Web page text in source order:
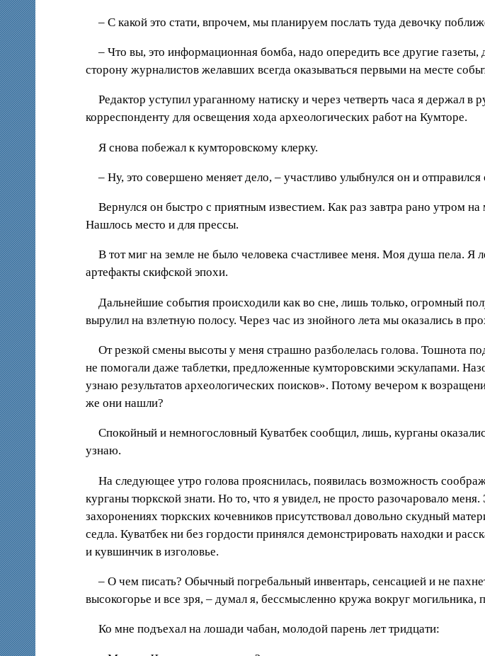
– С какой это стати, впрочем, мы планируем послать туда девочку
– Что вы, это информационная бомба, надо опередить все другие газеты,
сторону журналистов желавших всегда оказываться первыми на месте
Редактор уступил ураганному натиску и через четверть часа я держал
корреспонденту для освещения хода археологических работ на Кумторе.
Я снова побежал к кумторовскому клерку.
– Ну, это совершено меняет дело, – участливо улыбнулся он и отправился
Вернулся он быстро с приятным известием. Как раз завтра рано утром
Нашлось место и для прессы.
В тот миг на земле не было человека счастливее меня. Моя душа пела. Я
артефакты скифской эпохи.
Дальнейшие события происходили как во сне, лишь только, огромный
вырулил на взлетную полосу. Через час из знойного лета мы оказались в
От резкой смены высоты у меня страшно разболелась голова. Тошнота
не помогали даже таблетки, предложенные кумторовскими эскулапами.
узнаю результатов археологических поисков». Потому вечером к
же они нашли?
Спокойный и немногословный Куватбек сообщил, лишь, курганы
узнаю.
На следующее утро голова прояснилась, появилась возможность
курганы тюркской знати. Но то, что я увидел, не просто разочаровало
захоронениях тюркских кочевников присутствовал довольно скудный
седла. Куватбек ни без гордости принялся демонстрировать находки и
и кувшинчик в изголовье.
– О чем писать? Обычный погребальный инвентарь, сенсацией и не
высокогорье и все зря, – думал я, бессмысленно кружа вокруг
Ко мне подъехал на лошади чабан, молодой парень лет тридцати: